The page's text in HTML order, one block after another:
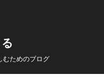
むためのブログ